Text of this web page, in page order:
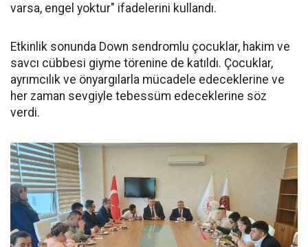
varsa, engel yoktur" ifadelerini kullandı.
Etkinlik sonunda Down sendromlu çocuklar, hakim ve
savcı cübbesi giyme törenine de katıldı. Çocuklar,
ayrımcılık ve önyargılarla mücadele edeceklerine ve
her zaman sevgiyle tebessüm edeceklerine söz
verdi.